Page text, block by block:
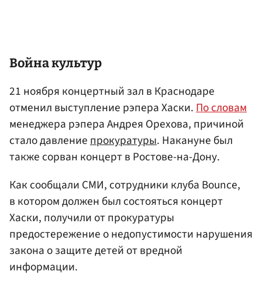
Война культур
21 ноября концертный зал в Краснодаре
отменил выступление рэпера Хаски.По словам
менеджера рэпера Андрея Орехова, причиной
стало давлениепрокуратуры. Накануне был
также сорван концерт в Ростове-на-Дону.
Как сообщали СМИ, сотрудники клуба Bounce,
в котором должен был состояться концерт
Хаски, получили от прокуратуры
предостережение о недопустимости нарушения
закона о защите детей от вредной
информации.